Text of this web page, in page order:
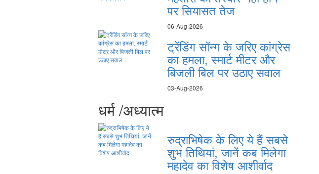
पर सियासत तेज
06-Aug-2026
ट्रेंडिंग सॉन्ग के जरिए कांग्रेस
का हमला, स्मार्ट मीटर और
बिजली बिल पर उठाए सवाल
03-Aug-2026
धर्म /अध्यात्म
रुद्राभिषेक के लिए ये हैं सबसे
शुभ तिथियां, जानें कब मिलेगा
महादेव का विशेष आशीर्वाद